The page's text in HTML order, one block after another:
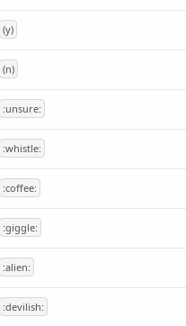
(y)
(n)
:unsure:
:whistle:
:coffee:
:giggle:
:alien:
:devilish: